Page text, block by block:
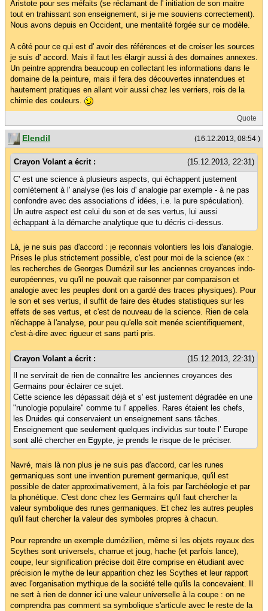
Aristote pour ses méfaits (se réclamant de l' initiation de son maitre
tout en trahissant son enseignement, si je me souviens correctement).
Nous avons depuis en Occident, une mentalité forgée sur ce modèle.
A côté pour ce qui est d' avoir des références et de croiser les sources
je suis d' accord. Mais il faut les élargir aussi à des domaines annexes.
Un peintre apprendra beaucoup en collectant les informations dans le
domaine de la peinture, mais il fera des découvertes innatendues et
hautement pratiques en allant voir aussi chez les verriers, rois de la
chimie des couleurs.
Quote
(16.12.2013, 08:54 )
Elendil
(15.12.2013, 22:31)
Crayon Volant a écrit :
C' est une science à plusieurs aspects, qui échappent justement
comlètement à l' analyse (les lois d' analogie par exemple - à ne pas
confondre avec des associations d' idées, i.e. la pure spéculation).
Un autre aspect est celui du son et de ses vertus, lui aussi
échappant à la démarche analytique que tu décris ci-dessus.
Là, je ne suis pas d'accord : je reconnais volontiers les lois d'analogie.
Prises le plus strictement possible, c'est pour moi de la science (ex :
les recherches de Georges Dumézil sur les anciennes croyances indo-
européennes, vu qu'il ne pouvait que raisonner par comparaison et
analogie avec les peuples dont on a gardé des traces physiques). Pour
le son et ses vertus, il suffit de faire des études statistiques sur les
effets de ses vertus, et c'est de nouveau de la science. Rien de cela
n'échappe à l'analyse, pour peu qu'elle soit menée scientifiquement,
c'est-à-dire avec rigueur et sans parti pris.
(15.12.2013, 22:31)
Crayon Volant a écrit :
Il ne servirait de rien de connaître les anciennes croyances des
Germains pour éclairer ce sujet.
Cette science les dépassait déjà et s' est justement dégradée en une
"runologie populaire" comme tu l' appelles. Rares étaient les chefs,
les Druides qui conservaient un enseignement sans tâches.
Enseignement que seulement quelques individus sur toute l' Europe
sont allé chercher en Egypte, je prends le risque de le préciser.
Navré, mais là non plus je ne suis pas d'accord, car les runes
germaniques sont une invention purement germanique, qu'il est
possible de dater approximativement, à la fois par l'archéologie et par
la phonétique. C'est donc chez les Germains qu'il faut chercher la
valeur symbolique des runes germaniques. Et chez les autres peuples
qu'il faut chercher la valeur des symboles propres à chacun.
Pour reprendre un exemple dumézilien, même si les objets royaux des
Scythes sont universels, charrue et joug, hache (et parfois lance),
coupe, leur signification précise doit être comprise en étudiant avec
précision le mythe de leur apparition chez les Scythes et leur rapport
avec l'organisation mythique de la société telle qu'ils la concevaient. Il
ne sert à rien de donner ici une valeur universelle à la coupe : on ne
comprendra pas comment sa symbolique s'articule avec le reste de la